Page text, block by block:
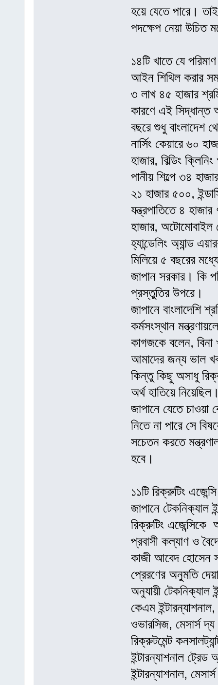
হয়ে যেতে পারে।
পদক্ষেপ নেয়া উচিত
১৪টি খাতে যে
আইন শিথিল করার
৩ লাখ ৪৫ হাজার
কারণে এই সিদ্ধান্ত
বছরে শুধু বাংলাদেশ
নার্সিং কেয়ারে ৬০
হাজার, বিল্ডিং
পানীয় শিল্পে ৩৪
২১ হাজার ৫০০,
যন্ত্রপাতিতে ৪
হাজার, অটোমোবাইল
হ্যান্ডেলিং অ্যান্ড
মিলিয়ে ৫ বছরের
জাপান সরকার। কি
প্রস্তুতির উপরে।
জাপানে বাংলাদেশি
কর্মসংস্থান
কাগজকে বলেন, বিনা
আমাদের জন্য ভাল
কিন্তু কিছু অসাধু
অর্থ হাতিয়ে
জাপানে যেতে চাওয়া
নিতে না পারে সে
সচেতন করতে
হবে।
১১টি রিক্রুটিং এজেন্সি
জাপানে টেকনিক্যাল
রিক্রুটিং
প্রবাসী কল্যাণ ও
কাজী আবেদ হোসেন
প্রেরণের অনুমতি
অনুযায়ী টেকনিক্যাল
কেএম ইন্টারন্যাশনাল,
ওভারসিজ, মেসার্স দ্য
রিক্রুটমেন্ট
ইন্টারন্যাশনাল ট্রেড
ইন্টারন্যাশনাল,